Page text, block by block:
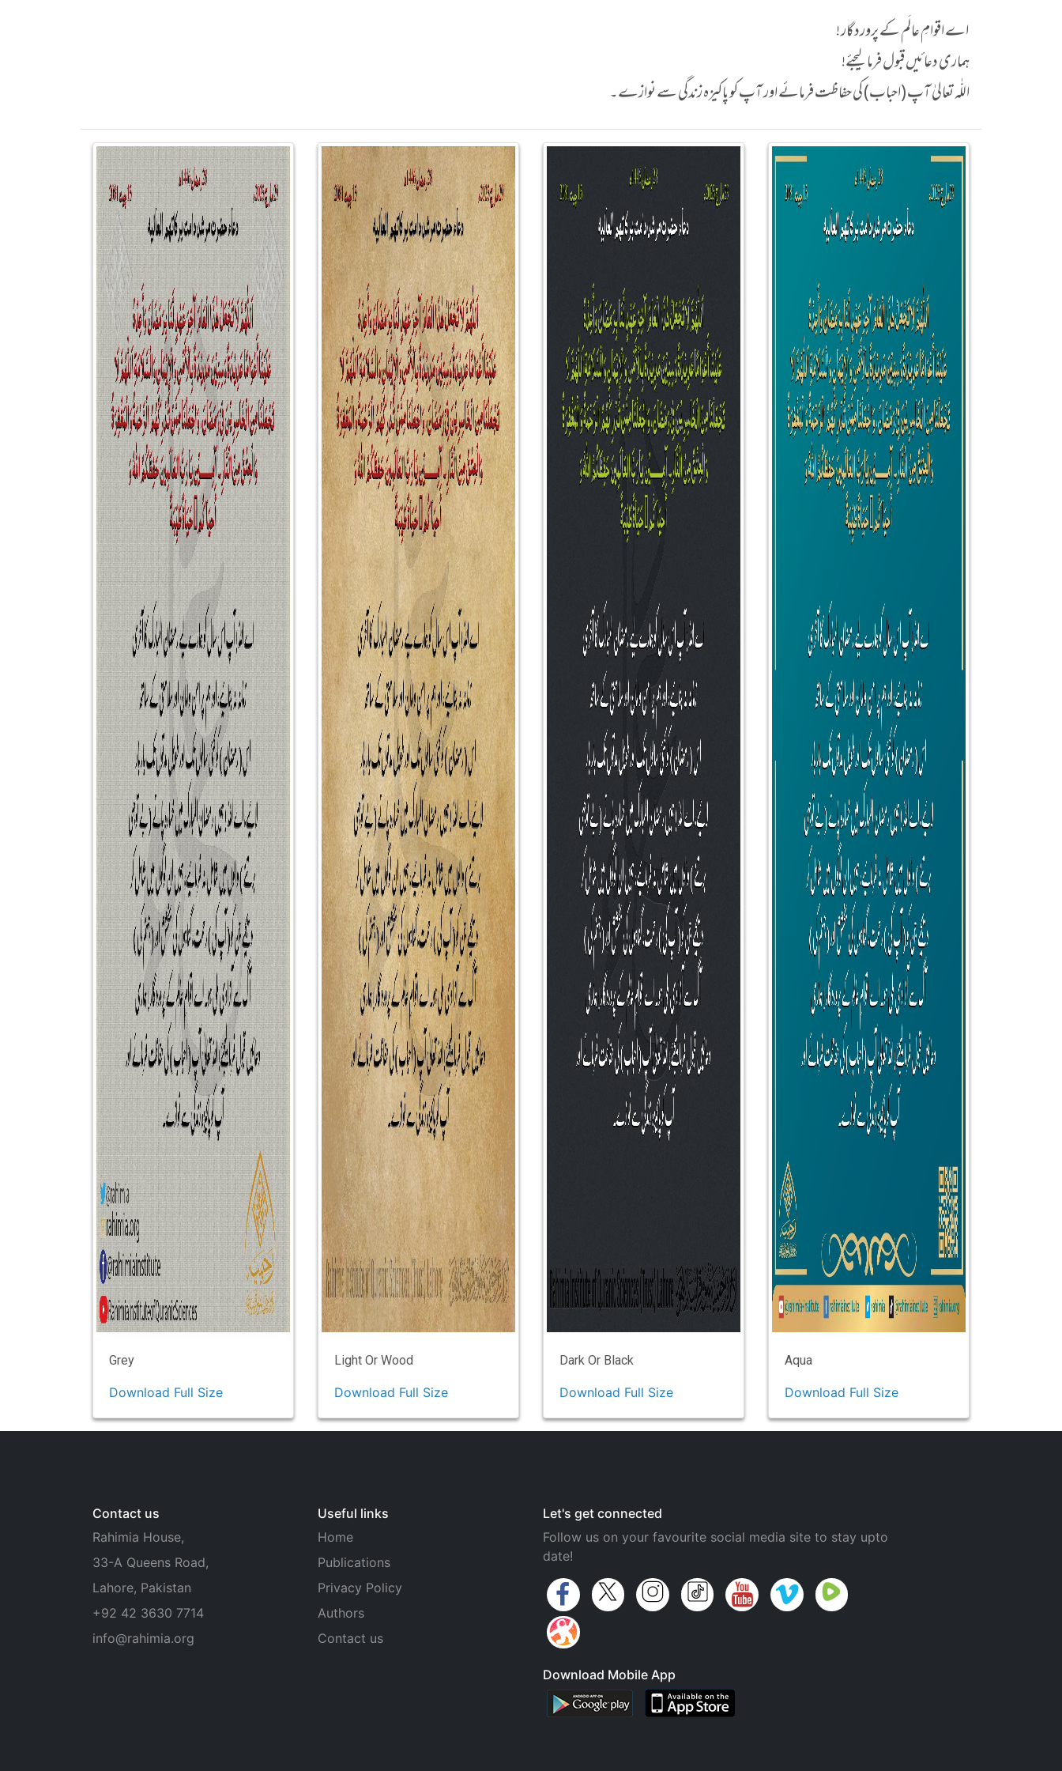
اے اقوامِ عالَم کے پروردگار !
ہماری دعائیں قبول فرما لیجئے!
اللّٰہ تعالیٰ آپ (احباب) کی حفاظت فرمائے اور آپ کو پاکیزہ زندگی سے نوازے۔
Grey
Download Full Size
Light Or Wood
Download Full Size
Dark Or Black
Download Full Size
Aqua
Download Full Size
Contact us
Rahimia House,
33-A Queens Road,
Lahore, Pakistan
+92 42 3630 7714
info@rahimia.org
Useful links
Home
Publications
Privacy Policy
Authors
Contact us
Let's get connected
Follow us on your favourite social media site to stay upto
date!
Download Mobile App